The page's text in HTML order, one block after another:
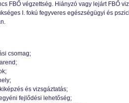
FBŐ végzettség. Hiányzó vagy lejárt FBŐ
I. fokú fegyveres egészségügyi és
csomag;
és vizsgáztatás;
fejlődési lehetőség;